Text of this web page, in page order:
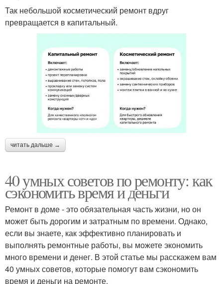
Так небольшой косметический ремонт вдруг
превращается в капитальный.
читать дальше →
40 умных советов по ремонту: как
сэкономить время и деньги
Ремонт в доме - это обязательная часть жизни, но он
может быть дорогим и затратным по времени. Однако,
если вы знаете, как эффективно планировать и
выполнять ремонтные работы, вы можете экономить
много времени и денег. В этой статье мы расскажем вам
40 умных советов, которые помогут вам сэкономить
время и деньги на ремонте.